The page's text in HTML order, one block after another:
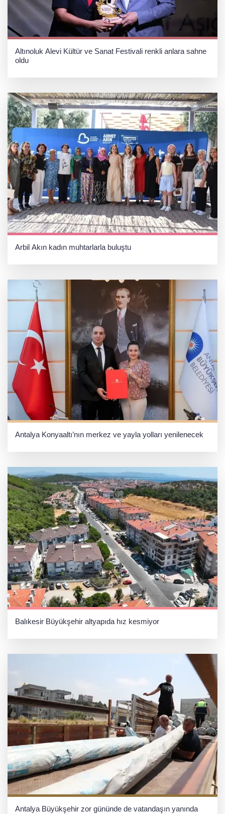
Altınoluk Alevi Kültür ve Sanat Festivali renkli anlara sahne
oldu
Arbil Akın kadın muhtarlarla buluştu
Antalya Konyaaltı’nın merkez ve yayla yolları yenilenecek
Balıkesir Büyükşehir altyapıda hız kesmiyor
Antalya Büyükşehir zor gününde de vatandaşın yanında